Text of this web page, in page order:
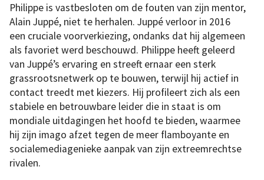
Philippe is vastbesloten om de fouten van zijn mentor,
Alain Juppé, niet te herhalen. Juppé verloor in 2016
een cruciale voorverkiezing, ondanks dat hij algemeen
als favoriet werd beschouwd. Philippe heeft geleerd
van Juppé’s ervaring en streeft ernaar een sterk
grassrootsnetwerk op te bouwen, terwijl hij actief in
contact treedt met kiezers. Hij profileert zich als een
stabiele en betrouwbare leider die in staat is om
mondiale uitdagingen het hoofd te bieden, waarmee
hij zijn imago afzet tegen de meer flamboyante en
socialemediagenieke aanpak van zijn extreemrechtse
rivalen.